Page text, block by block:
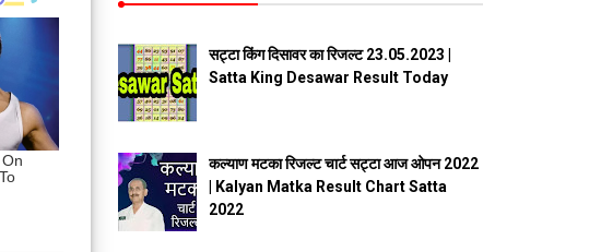
सट्टा किंग दिसावर का रिजल्ट 23.05.2023 |
Satta King Desawar Result Today
कल्याण मटका रिजल्ट चार्ट सट्टा आज ओपन 2022
| Kalyan Matka Result Chart Satta
2022